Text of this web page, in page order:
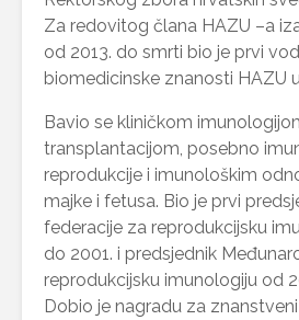
Za redovitog člana HAZU –a
od 2013. do smrti bio je prvi
biomedicinske znanosti HAZU
Bavio se kliničkom
transplantacijom, posebno
reprodukcije i imunološkim
majke i fetusa. Bio je prvi
federacije za reprodukcijsku
do 2001. i predsjednik
reprodukcijsku imunologiju od
Dobio je nagradu za